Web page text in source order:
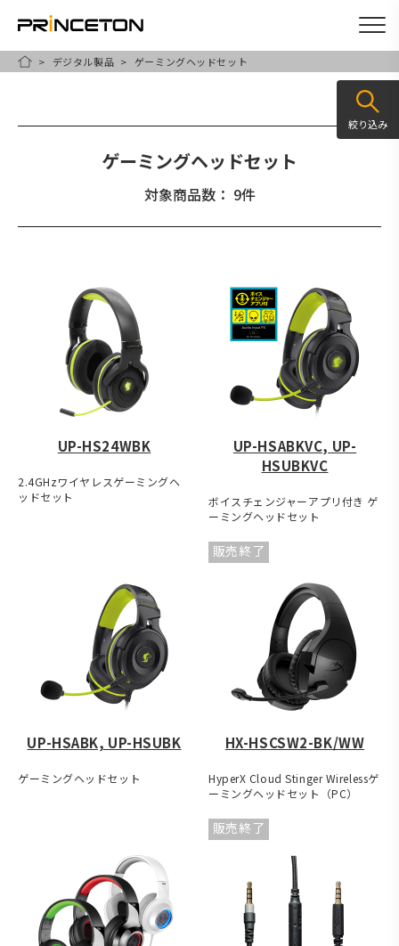
HOMEデジタル製品 ゲーミングヘッドセット
ゲーミングヘッドセット
対象商品数： 9件
UP-HS24WBK
2.4GHzワイヤレスゲーミングヘ
ッドセット
UP-HSABKVC, UP-
HSUBKVC
ボイスチェンジャーアプリ付き ゲ
ーミングヘッドセット
UP-HSABK, UP-HSUBK
ゲーミングヘッドセット
販売終了
HX-HSCSW2-BK/WW
HyperX Cloud Stinger Wirelessゲ
ーミングヘッドセット（PC）
販売終了
絞り込み